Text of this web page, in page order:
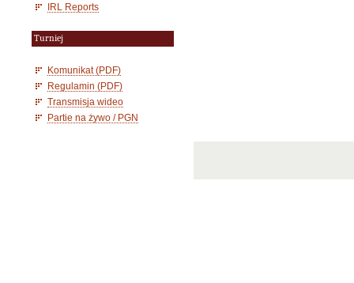
IRL Reports
Turniej
Komunikat (PDF)
Regulamin (PDF)
Transmisja wideo
Partie na żywo / PGN